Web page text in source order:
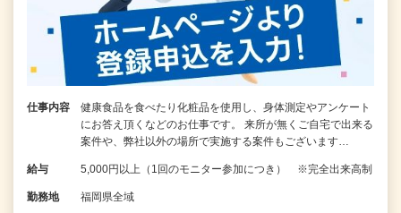
仕事内容
健康食品を食べたり化粧品を使用し、身体測定やアンケート
にお答え頂くなどのお仕事です。 来所が無くご自宅で出来る
案件や、弊社以外の場所で実施する案件もございます…
給与 5,000円以上（1回のモニター参加につき） ※完全出来高制
勤務地 福岡県全域